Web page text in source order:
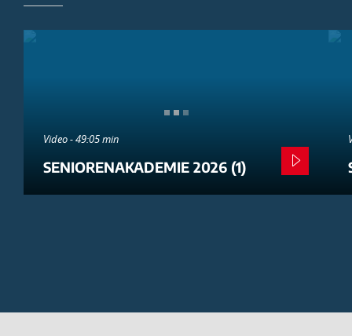
Video - 49:05 min
SENIORENAKADEMIE 2026 (1)